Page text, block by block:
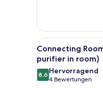
Zweibettzimmer
(Bigger
than
most
in
Seoul)
Alle
Fotos
für
Connecting
5
Connecting
purifier in room)
8,68,6 von 10
Hervorragend
4 Bewertungen
(4